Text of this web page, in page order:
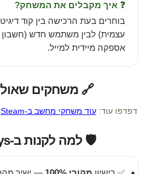
❓ איך מקבלים את המשחק?
בוחרים בעת הרכישה בין קוד
עצמית) לבין משתמש חדש
אספקה מיידית למייל.
🔗 משחקים
דפדפו עוד:עוד משחקי מחשב ב-Steam
🛡️ למה לקנות ב-SE-Keys?